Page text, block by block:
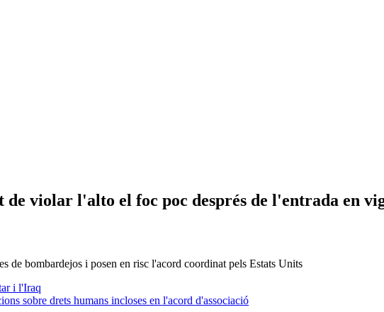
violar l'alto el foc poc després de l'entrada en
de bombardejos i posen en risc l'acord coordinat pels Estats Units
i l'Iraq
sobre drets humans incloses en l'acord d'associació